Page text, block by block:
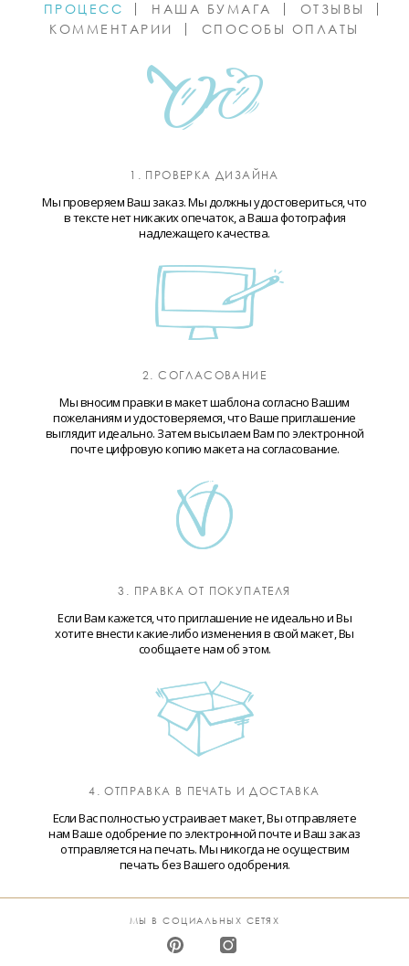
ПРОЦЕСС НАША БУМАГА
ОТЗЫВЫ
КОММЕНТАРИИ
СПОСОБЫ ОПЛАТЫ
1. ПРОВЕРКА ДИЗАЙНА
Мы проверяем Ваш заказ. Мы должны удостовериться, что
в тексте нет никаких опечаток, а Ваша фотография
надлежащего качества.
2. СОГЛАСОВАНИЕ
Мы вносим правки в макет шаблона согласно Вашим
пожеланиям и удостоверяемся, что Ваше приглашение
выглядит идеально. Затем высылаем Вам по электронной
почте цифровую копию макета на согласование.
3. ПРАВКА ОТ ПОКУПАТЕЛЯ
Если Вам кажется, что приглашение не идеально и Вы
хотите внести какие-либо изменения в свой макет, Вы
сообщаете нам об этом.
4. ОТПРАВКА В ПЕЧАТЬ И ДОСТАВКА
Если Вас полностью устраивает макет, Вы отправляете
нам Ваше одобрение по электронной почте и Ваш заказ
отправляется на печать. Мы никогда не осуществим
печать без Вашего одобрения.
МЫ В СОЦИАЛЬНЫХ СЕТЯХ